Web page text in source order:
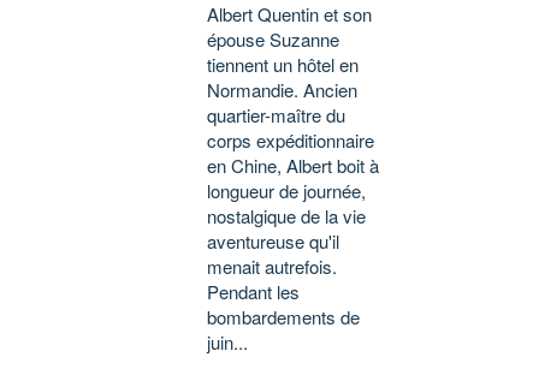
Albert Quentin et son
épouse Suzanne
tiennent un hôtel en
Normandie. Ancien
quartier-maître du
corps expéditionnaire
en Chine, Albert boit à
longueur de journée,
nostalgique de la vie
aventureuse qu'il
menait autrefois.
Pendant les
bombardements de
juin...